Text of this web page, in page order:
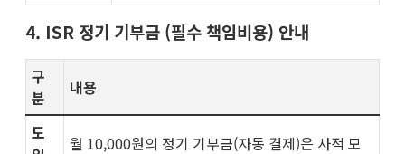
4. ISR 정기 기부금 (필수 책임비용) 안내
구
분
내용
도
월 10,000원의 정기 기부금(자동 결제)은 사적 모